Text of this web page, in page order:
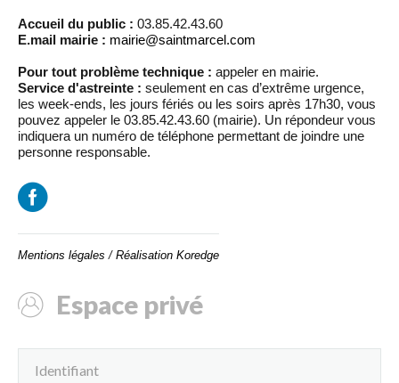
Accueil du public : 03.85.42.43.60
E.mail mairie : mairie@saintmarcel.com
Pour tout problème technique : appeler en mairie.
Service d'astreinte : seulement en cas d’extrême urgence,
les week-ends, les jours fériés ou les soirs après 17h30, vous
pouvez appeler le 03.85.42.43.60 (mairie). Un répondeur vous
indiquera un numéro de téléphone permettant de joindre une
personne responsable.
Mentions légales / Réalisation Koredge
Espace privé